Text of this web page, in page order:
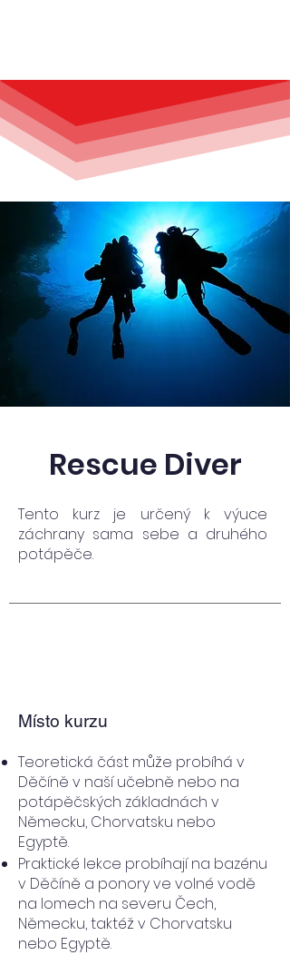
Rescue Diver
Tento kurz je určený k výuce
záchrany sama sebe a druhého
potápěče.
Místo kurzu
Teoretická část může probíhá v
Děčíně v naší učebně nebo na
potápěčských základnách v
Německu, Chorvatsku nebo
Egyptě.
Praktické lekce probíhají na bazénu
v Děčíně a ponory ve volné vodě
na lomech na severu Čech,
Německu, taktéž v Chorvatsku
nebo Egyptě.